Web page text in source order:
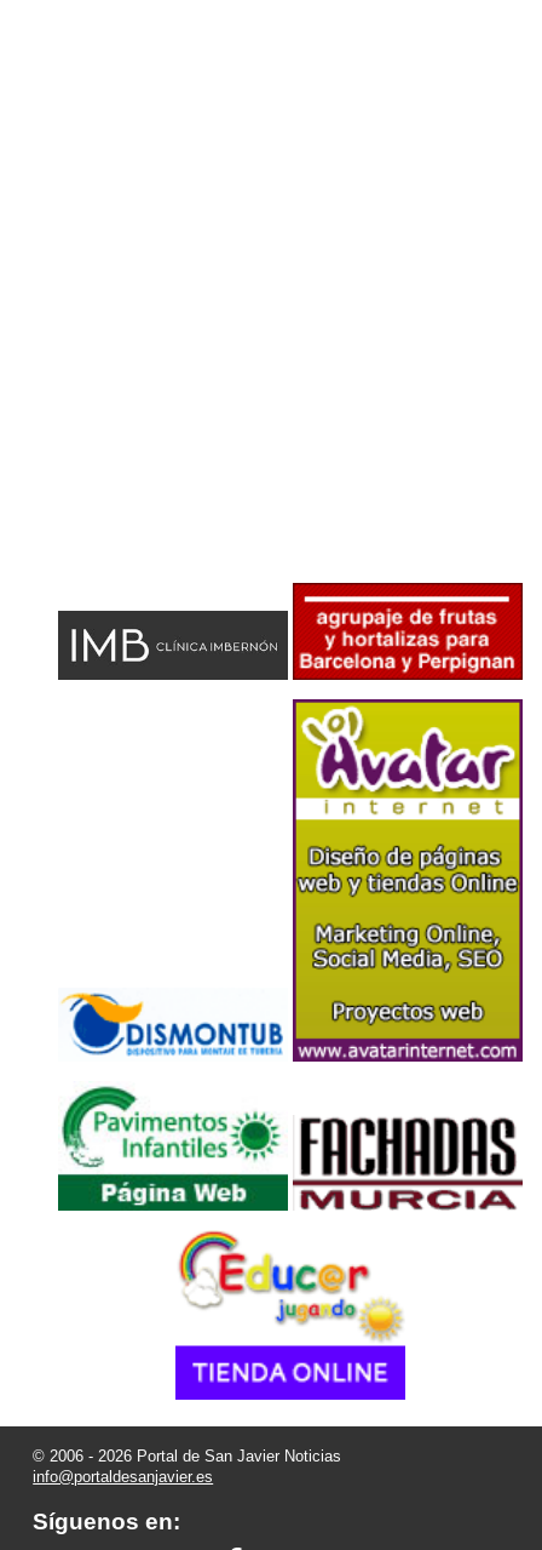
© 2006 - 2026 Portal de San Javier Noticias
info@portaldesanjavier.es
Síguenos en: